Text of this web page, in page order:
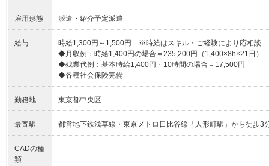
雇用形態 派遣・紹介予定派遣
給与
時給1,300円～1,500円 ※時給はスキル・ご経験により応相談
◆月収例：時給1,400円の場合＝235,200円（1,400×8h×21日）
◆残業代例：基本時給1,400円・10時間の場合＝17,500円
◆各種社会保険完備
勤務地 東京都中央区
最寄駅 都営地下鉄浅草線・東京メトロ日比谷線「人形町駅」から徒歩3
CADの種
類